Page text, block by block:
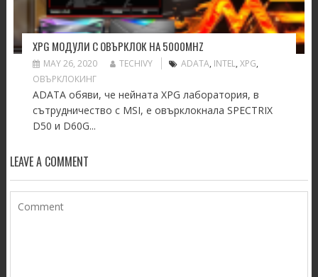
XPG МОДУЛИ С ОВЪРКЛОК НА 5000MHZ
MAY 26, 2020 TECHIVY ADATA, INTEL, XPG,
ОВЪРКЛОКИНГ
ADATA обяви, че нейната XPG лаборатория, в
сътрудничество с MSI, е овърклокнала SPECTRIX
D50 и D60G...
LEAVE A COMMENT